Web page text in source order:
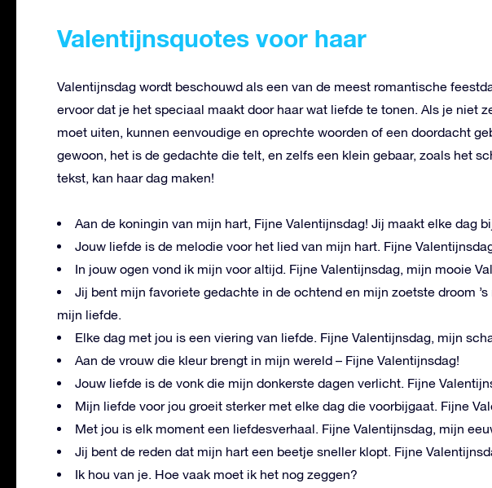
Valentijnsquotes voor haar
Valentijnsdag wordt beschouwd als een van de meest romantische
ervoor dat je het speciaal maakt door haar wat liefde te tonen. Als je niet
moet uiten, kunnen eenvoudige en oprechte woorden of een doordacht
gewoon, het is de gedachte die telt, en zelfs een klein gebaar, zoals het
tekst, kan haar dag maken!
Aan de koningin van mijn hart, Fijne Valentijnsdag! Jij maakt elke dag
Jouw liefde is de melodie voor het lied van mijn hart. Fijne
In jouw ogen vond ik mijn voor altijd. Fijne Valentijnsdag, mijn mooie
Jij bent mijn favoriete gedachte in de ochtend en mijn zoetste droom
mijn liefde.
Elke dag met jou is een viering van liefde. Fijne Valentijnsdag, mijn
Aan de vrouw die kleur brengt in mijn wereld – Fijne Valentijnsdag!
Jouw liefde is de vonk die mijn donkerste dagen verlicht. Fijne
Mijn liefde voor jou groeit sterker met elke dag die voorbijgaat. Fijne
Met jou is elk moment een liefdesverhaal. Fijne Valentijnsdag, mijn
Jij bent de reden dat mijn hart een beetje sneller klopt. Fijne
Ik hou van je. Hoe vaak moet ik het nog zeggen?